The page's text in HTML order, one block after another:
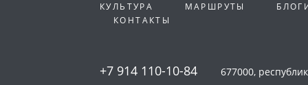
КУЛЬТУРА МАРШРУТЫ
КОНТАКТЫ
+7 914 110-10-84 677000,